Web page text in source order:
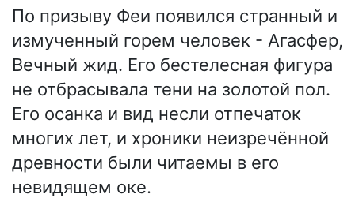
По призыву Феи появился странный и
измученный горем человек - Агасфер,
Вечный жид. Его бестелесная фигура
не отбрасывала тени на золотой пол.
Его осанка и вид несли отпечаток
многих лет, и хроники неизречённой
древности были читаемы в его
невидящем оке.